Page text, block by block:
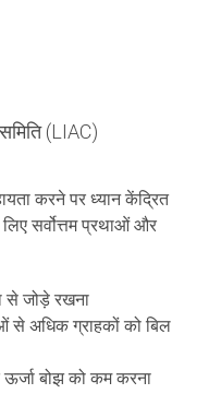
(LIAC)
करने पर ध्यान केंद्रित
सर्वोत्तम प्रथाओं और
से जोड़े रखना
से अधिक ग्राहकों को बिल
ऊर्जा बोझ को कम करना